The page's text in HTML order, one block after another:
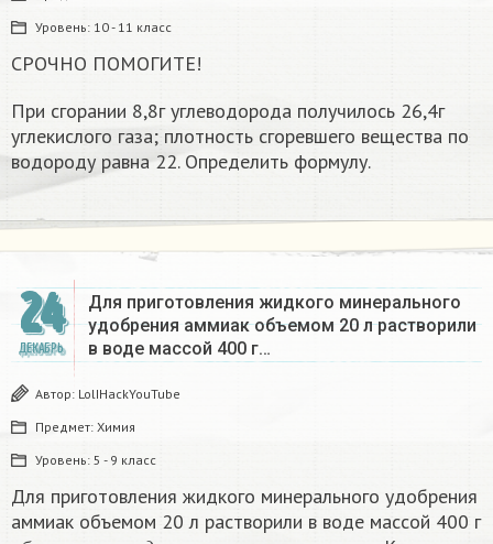
Уровень: 10 - 11 класс
СРОЧНО ПОМОГИТЕ!
При сгорании 8,8г углеводорода получилось 26,4г
углекислого газа; плотность сгоревшего вещества по
водороду равна 22. Определить формулу.
24
ДЕКАБРЬ
Для приготовления жидкого минерального
удобрения аммиак объемом 20 л растворили
в воде массой 400 г…
Автор: LolIHackYouTube
Предмет: Химия
Уровень: 5 - 9 класс
Для приготовления жидкого минерального удобрения
аммиак объемом 20 л растворили в воде массой 400 г
объемгазаприведен пр инормальных условиях